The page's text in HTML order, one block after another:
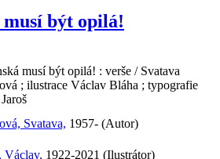
musí být opilá!
musí být opilá! : verše / Svatava
; ilustrace Václav Bláha ; typografie
Svatava, 1957- (Autor)
Václav, 1922-2021 (Ilustrátor)